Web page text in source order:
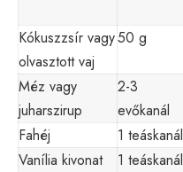
Kókuszzsír vagy
olvasztott vaj
50 g
Méz vagy
juharszirup
2-3
evőkanál
Fahéj
1 teáskanál
Vanília kivonat
1 teáskanál